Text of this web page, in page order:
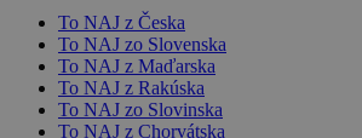
To NAJ z Česka
To NAJ zo Slovenska
To NAJ z Maďarska
To NAJ z Rakúska
To NAJ zo Slovinska
To NAJ z Chorvátska